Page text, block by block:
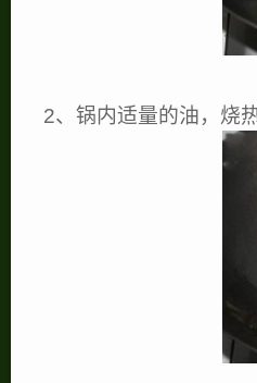
2、锅内适量的油，烧